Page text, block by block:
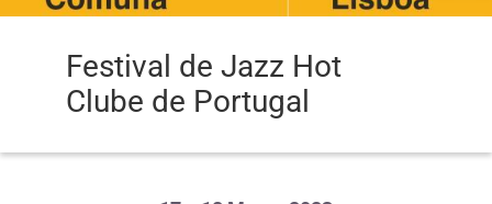
Festival de Jazz Hot
Clube de Portugal